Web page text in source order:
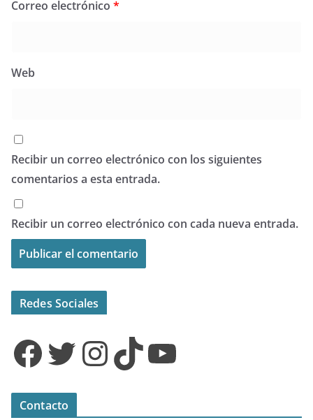
Correo electrónico *
Web
Recibir un correo electrónico con los siguientes
comentarios a esta entrada.
Recibir un correo electrónico con cada nueva entrada.
Redes Sociales
Facebook Twitter InstagramTikTok YouTube
Contacto